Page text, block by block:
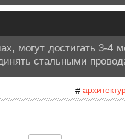
могут достигать 3-4
стальными
#